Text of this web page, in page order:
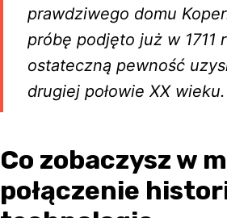
prawdziwego domu
próbę podjęto już w 1711
ostateczną pewność
drugiej połowie XX wieku.
Co zobaczysz w
połączenie